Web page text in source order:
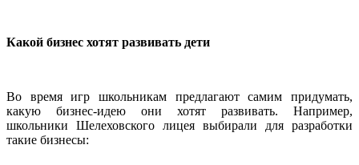
Какой бизнес хотят развивать дети
Во время игр школьникам предлагают самим придумать,
какую бизнес-идею они хотят развивать. Например,
школьники Шелеховского лицея выбирали для разработки
такие бизнесы: